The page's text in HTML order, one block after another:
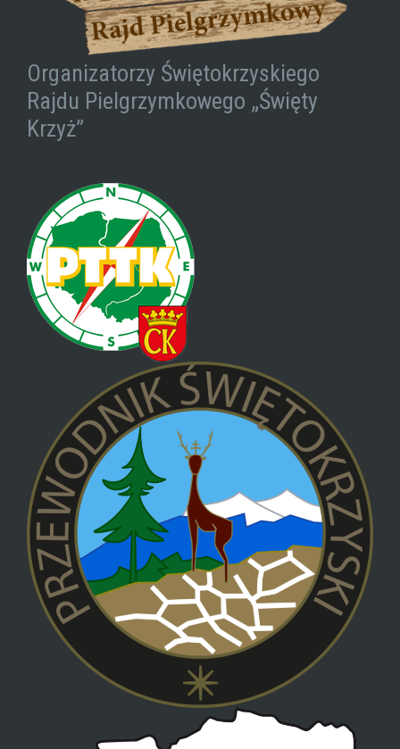
Organizatorzy Świętokrzyskiego
Rajdu Pielgrzymkowego „Święty
Krzyż”